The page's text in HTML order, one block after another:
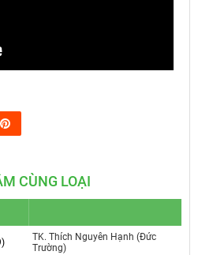
CÙNG LOẠI
TK. Thích Nguyên Hạnh (Đức
Trường)